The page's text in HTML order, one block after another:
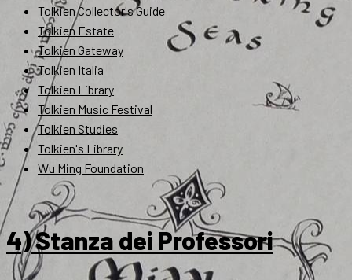
Tolkien Collector's Guide
Tolkien Estate
Tolkien Gateway
Tolkien Italia
Tolkien Library
Tolkien Music Festival
Tolkien Studies
Tolkien's Library
Wu Ming Foundation
4) Stanza dei Professori